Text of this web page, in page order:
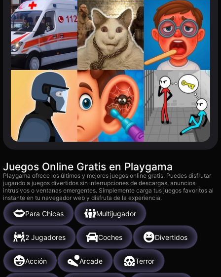
Juegos Online Gratis en Playgama
Playgama ofrece los últimos y mejores juegos online gratis. Puedes disfrutar
jugando a juegos divertidos sin interrupciones de descargas, anuncios
intrusivos o ventanas emergentes. Simplemente carga tus juegos favoritos al
instante en tu navegador web y disfruta de la experiencia.
Para Chicas Multijugador
2 Jugadores Coches Divertidos
Acción Arcade Terror